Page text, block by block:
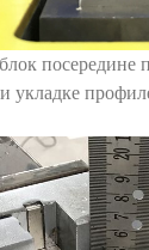
посередине
укладке